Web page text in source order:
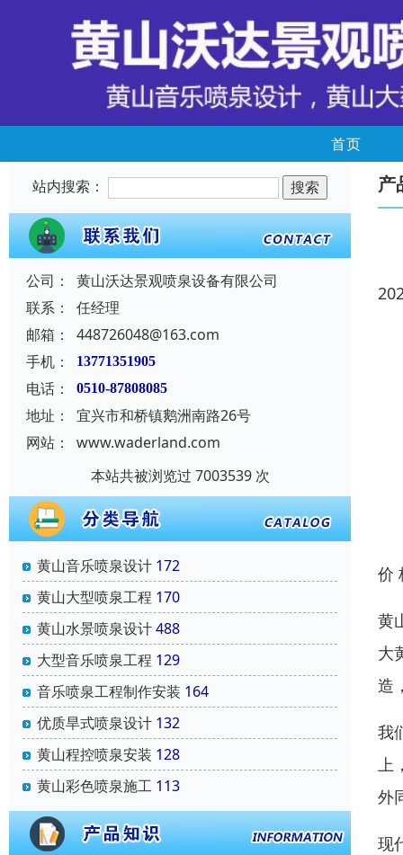
首页
站内搜索：
公司：
黄山沃达景观喷泉设备有限公司
联系：
任经理
邮箱：
448726048@163.com
手机：
13771351905
电话： 0510-87808085
地址：
宜兴市和桥镇鹅洲南路26号
网站：
www.waderland.com
本站共被浏览过 7003539 次
黄山音乐喷泉设计 172
黄山大型喷泉工程 170
黄山水景喷泉设计488
大型音乐喷泉工程 129
音乐喷泉工程制作安装 164
优质旱式喷泉设计 132
黄山程控喷泉安装 128
黄山彩色喷泉施工 113
产
价
黄
大
造
我
上
外
现